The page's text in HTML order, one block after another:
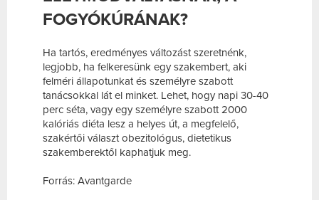
FOGYÓKÚRÁNAK?
Ha tartós, eredményes változást szeretnénk,
legjobb, ha felkeresünk egy szakembert, aki
felméri állapotunkat és személyre szabott
tanácsokkal lát el minket. Lehet, hogy napi 30-40
perc séta, vagy egy személyre szabott 2000
kalóriás diéta lesz a helyes út, a megfelelő,
szakértői választ obezitológus, dietetikus
szakemberektől kaphatjuk meg.
Forrás: Avantgarde